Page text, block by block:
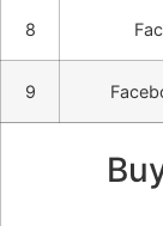
8
9